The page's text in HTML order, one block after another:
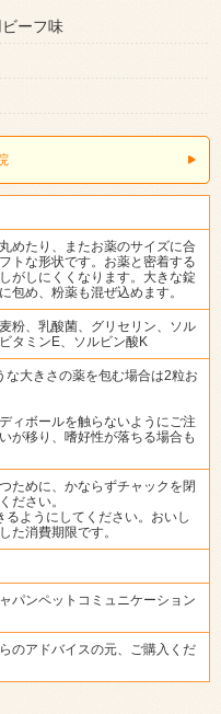
ーフ味
めたり、またお薬のサイズに合
トな形状です。お薬と密着する
がしにくくなります。大きな錠
包め、粉薬も混ぜ込めます。
粉、乳酸菌、グリセリン、ソル
タミンE、ソルビン酸K
な大きさの薬を包む場合は2粒お
ィボールを触らないようにご注
が移り、嗜好性が落ちる場合も
ために、かならずチャックを閉
ださい。
るようにしてください。おいし
た消費期限です。
パンペットコミュニケーション
のアドバイスの元、ご購入くだ